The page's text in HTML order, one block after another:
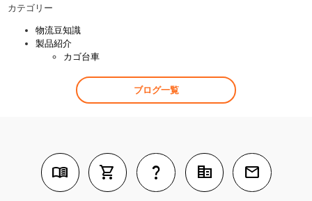
カテゴリー
物流豆知識
製品紹介
カゴ台車
ブログ一覧
menu_book shopping_cart question_mark corporate_fare mail